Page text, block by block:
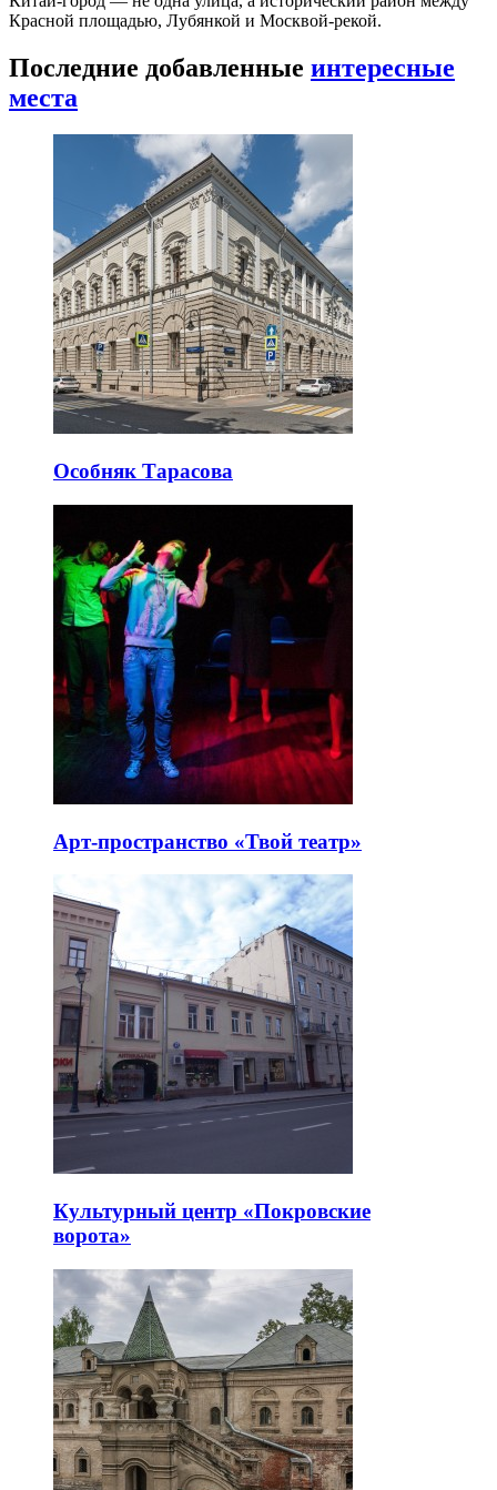
Красной площадью, Лубянкой и Москвой-рекой.
Последние добавленные интересные
места
Особняк Тарасова
Арт-пространство «Твой театр»
Культурный центр «Покровские
ворота»